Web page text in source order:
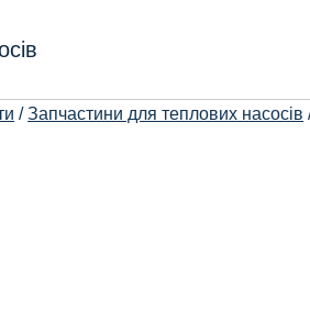
/ Запчастини для теплових насосів